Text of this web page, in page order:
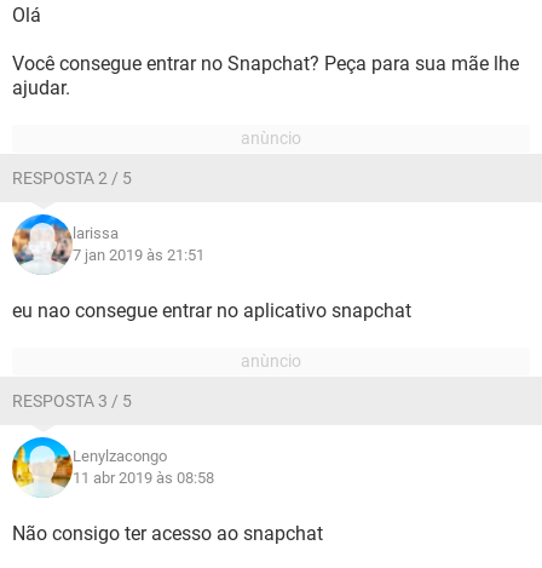
Olá
Você consegue entrar no Snapchat? Peça para sua mãe lhe
ajudar.
RESPOSTA 2 / 5
larissa
7 jan 2019 às 21:51
eu nao consegue entrar no aplicativo snapchat
RESPOSTA 3 / 5
Lenylzacongo
11 abr 2019 às 08:58
Não consigo ter acesso ao snapchat